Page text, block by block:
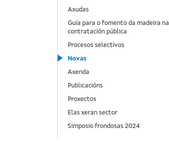
Axudas
Guía para o fomento da madeira na
contratación pública
Procesos selectivos
Novas
Axenda
Publicacións
Proxectos
Elas xeran sector
Simposio frondosas 2024